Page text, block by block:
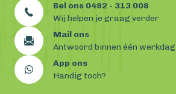
Bel ons 0492 - 313 008
Wij helpen je graag verder
Mail ons
Antwoord binnen één werkdag
App ons
Handig toch?